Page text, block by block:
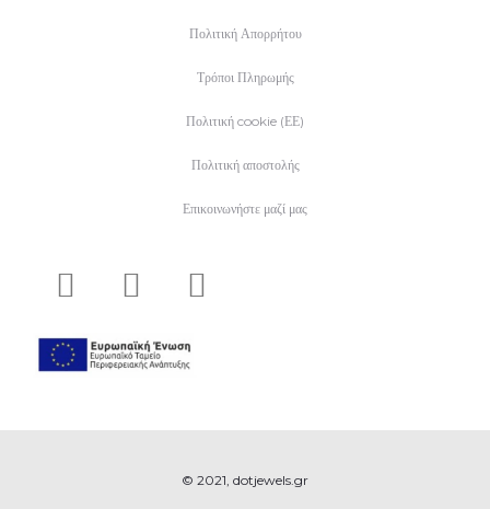
Πολιτική Απορρήτου
Τρόποι Πληρωμής
Πολιτική cookie (ΕΕ)
Πολιτική αποστολής
Επικοινωνήστε μαζί μας
© 2021, dotjewels.gr